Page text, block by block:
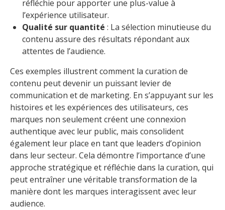
réfléchie pour apporter une plus-value à
l’expérience utilisateur.
Qualité sur quantité : La sélection minutieuse du
contenu assure des résultats répondant aux
attentes de l’audience.
Ces exemples illustrent comment la curation de
contenu peut devenir un puissant levier de
communication et de marketing. En s’appuyant sur les
histoires et les expériences des utilisateurs, ces
marques non seulement créent une connexion
authentique avec leur public, mais consolident
également leur place en tant que leaders d’opinion
dans leur secteur. Cela démontre l’importance d’une
approche stratégique et réfléchie dans la curation, qui
peut entraîner une véritable transformation de la
manière dont les marques interagissent avec leur
audience.